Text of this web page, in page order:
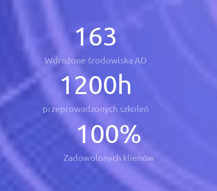
163
Wdrożone środowiska AD
1200h
przeprowadzonych szkoleń
100%
Zadowolonych klienów